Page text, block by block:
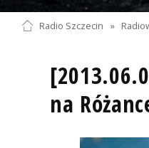
Radio Szczecin »
na